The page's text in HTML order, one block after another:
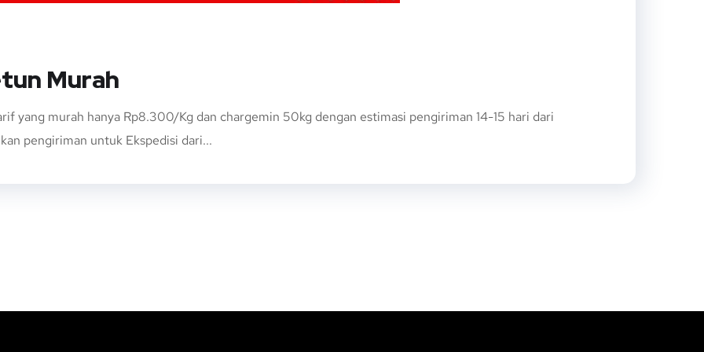
Murah
yang murah hanya Rp8.300/Kg dan chargemin 50kg dengan estimasi pengiriman 14-15 hari dari
pengiriman untuk Ekspedisi dari...